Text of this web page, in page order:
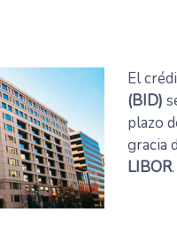
El
(BID)
plazo
gracia
LIBOR.